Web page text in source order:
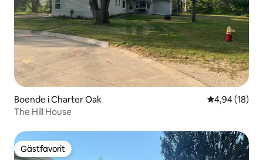
Boende i Charter Oak 4,94 av 5 i
4,94 (18)
The Hill House
Gästfavorit
Gästfavorit